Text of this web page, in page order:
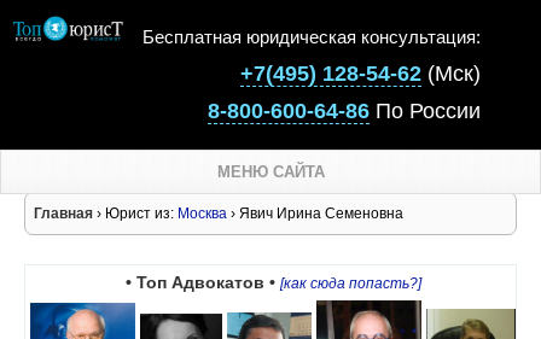
Бесплатная юридическая консультация:
+7(495) 128-54-62 (Мск)
8-800-600-64-86 По России
МЕНЮ САЙТА
Главная › Юрист из: Москва › Явич Ирина Семеновна
• Топ Адвокатов • [как сюда попасть?]